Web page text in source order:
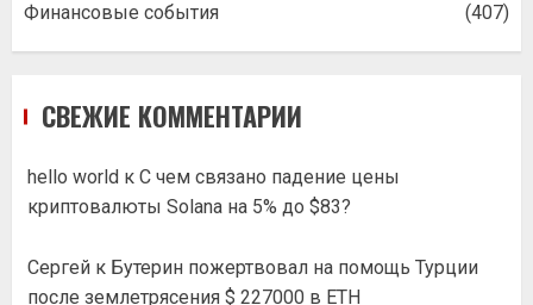
Финансовые события (407)
СВЕЖИЕ КОММЕНТАРИИ
hello world к С чем связано падение цены
криптовалюты Solana на 5% до $83?
Сергей к Бутерин пожертвовал на помощь Турции
после землетрясения $ 227000 в ETH